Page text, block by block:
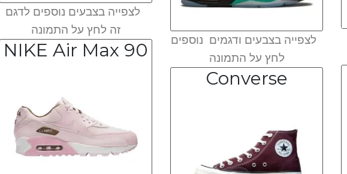
לצפייה בצבעים נוספים לדגם
זה לחץ על התמונה
NIKE Air Max 90
לצפייה בצבעים ודגמים נוספים
לחץ על התמונה
Converse